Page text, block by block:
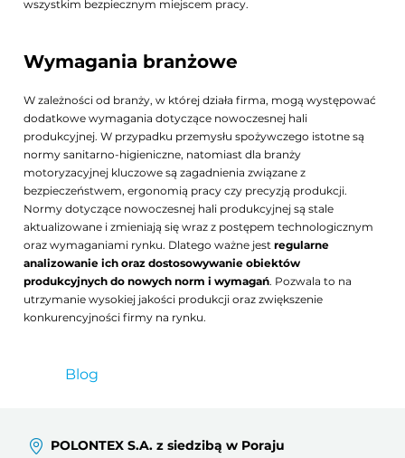
wszystkim bezpiecznym miejscem pracy.
Wymagania branżowe
W zależności od branży, w której działa firma, mogą występować
dodatkowe wymagania dotyczące nowoczesnej hali
produkcyjnej. W przypadku przemysłu spożywczego istotne są
normy sanitarno-higieniczne, natomiast dla branży
motoryzacyjnej kluczowe są zagadnienia związane z
bezpieczeństwem, ergonomią pracy czy precyzją produkcji.
Normy dotyczące nowoczesnej hali produkcyjnej są stale
aktualizowane i zmieniają się wraz z postępem technologicznym
oraz wymaganiami rynku. Dlatego ważne jest regularne
analizowanie ich oraz dostosowywanie obiektów
produkcyjnych do nowych norm i wymagań. Pozwala to na
utrzymanie wysokiej jakości produkcji oraz zwiększenie
konkurencyjności firmy na rynku.
Blog
POLONTEX S.A. z siedzibą w Poraju